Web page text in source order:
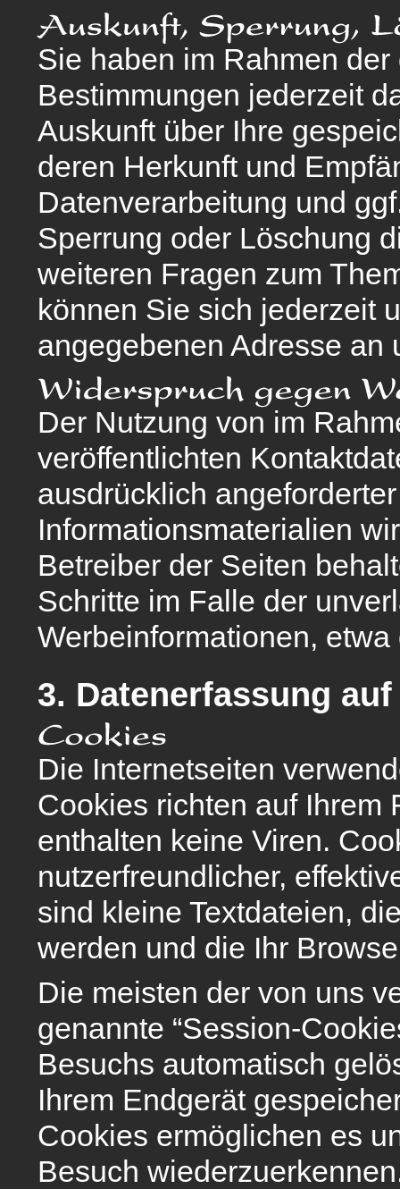
Sie haben im Rahmen
Bestimmungen jederzeit
Auskunft über Ihre
deren Herkunft und
Datenverarbeitung und
Sperrung oder Löschung
weiteren Fragen zum
können Sie sich jederzeit
angegebenen Adresse an
Der Nutzung von im
veröffentlichten
ausdrücklich
Informationsmaterialien
Betreiber der Seiten
Schritte im Falle der
Werbeinformationen,
3. Datenerfassung
Die Internetseiten
Cookies richten auf Ihrem
enthalten keine Viren.
nutzerfreundlicher,
sind kleine Textdateien,
werden und die Ihr
Die meisten der von uns
genannte “Session-
Besuchs automatisch
Ihrem Endgerät
Cookies ermöglichen es
Besuch